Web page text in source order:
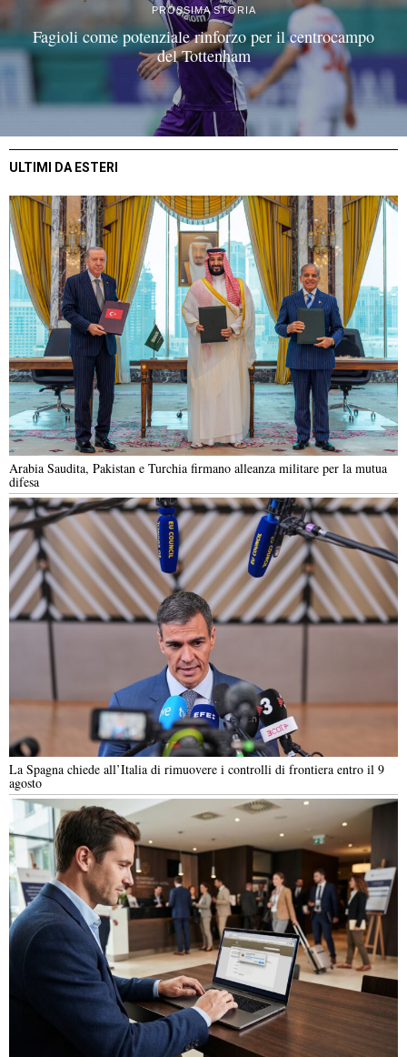
PROSSIMA STORIA
Fagioli come potenziale rinforzo per il centrocampo
del Tottenham
ULTIMI DA ESTERI
Arabia Saudita, Pakistan e Turchia firmano alleanza militare per la mutua
difesa
La Spagna chiede all’Italia di rimuovere i controlli di frontiera entro il 9
agosto